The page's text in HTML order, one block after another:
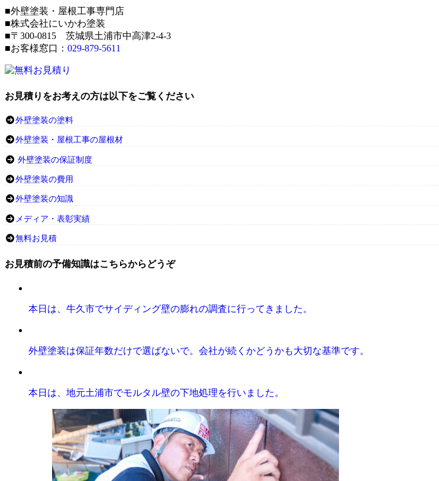
■外壁塗装・屋根工事専門店
■株式会社にいかわ塗装
■〒300-0815 茨城県土浦市中高津2-4-3
■お客様窓口： 029-879-5611
お見積りをお考えの方は以下をご覧ください
外壁塗装の塗料
外壁塗装・屋根工事の屋根材
外壁塗装の保証制度
外壁塗装の費用
外壁塗装の知識
メディア・表彰実績
無料お見積
お見積前の予備知識はこちらからどうぞ
本日は、牛久市でサイディング壁の膨れの調査に行ってきました。
外壁塗装は保証年数だけで選ばないで。会社が続くかどうかも大切な基準です。
本日は、地元土浦市でモルタル壁の下地処理を行いました。